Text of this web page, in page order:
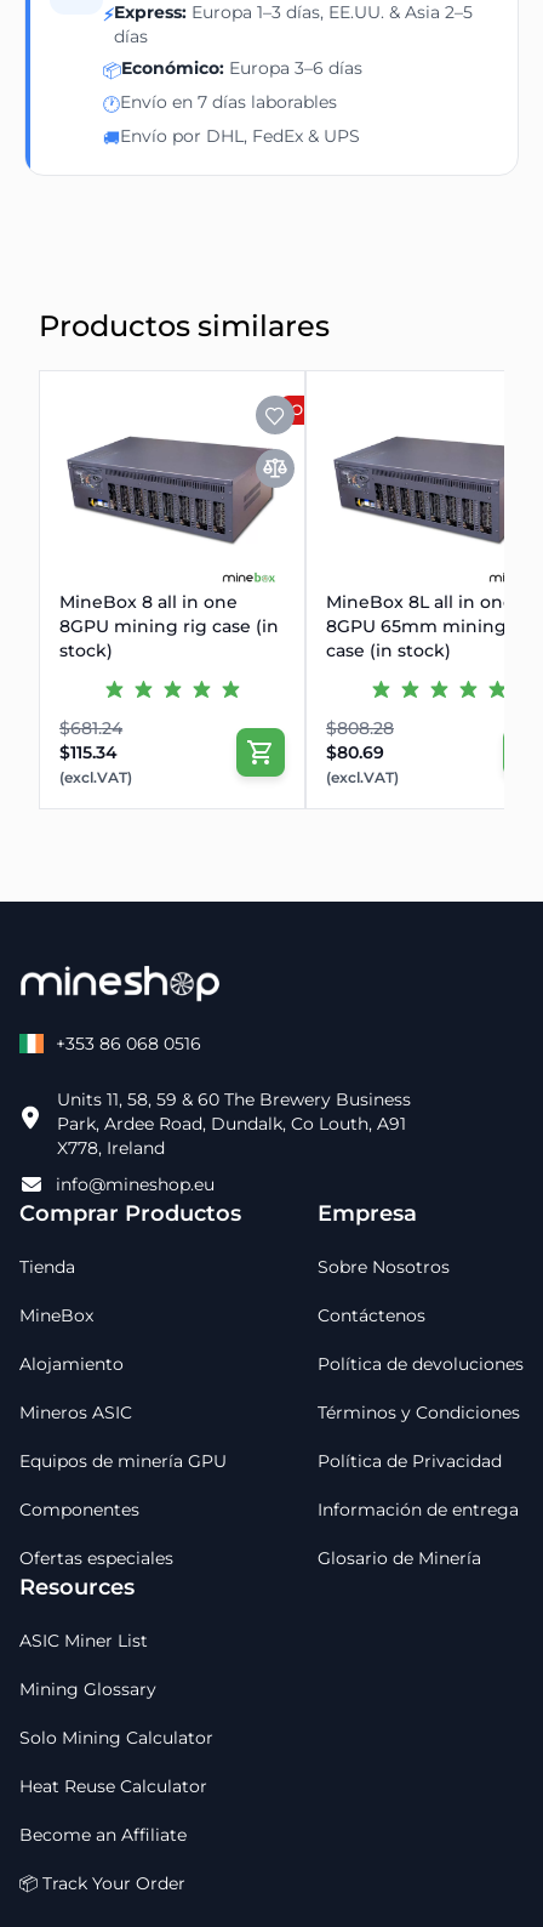
⚡Express: Europa 1–3 días, EE.UU. & Asia 2–5
días
📦Económico: Europa 3–6 días
🕐Envío en 7 días laborables
🚚Envío por DHL, FedEx & UPS
Productos similares
OFERTA
MineBox 8 all in one
8GPU mining rig case (in
stock)
$681.24
$115.34
(excl.VAT)
MineBox 8L all in one
8GPU 65mm mining rig
case (in stock)
$808.28
$80.69
(excl.VAT)
+353 86 068 0516
Units 11, 58, 59 & 60 The Brewery Business
Park, Ardee Road, Dundalk, Co Louth, A91
X778, Ireland
info@mineshop.eu
Comprar Productos
Tienda
MineBox
Alojamiento
Mineros ASIC
Equipos de minería GPU
Componentes
Ofertas especiales
Empresa
Sobre Nosotros
Contáctenos
Política de devoluciones
Términos y Condiciones
Política de Privacidad
Información de entrega
Glosario de Minería
Resources
ASIC Miner List
Mining Glossary
Solo Mining Calculator
Heat Reuse Calculator
Become an Affiliate
📦 Track Your Order